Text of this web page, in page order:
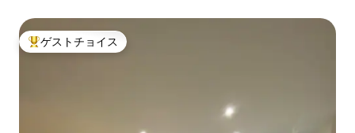
大好評のゲストチョイスです。
ゲストチョイス